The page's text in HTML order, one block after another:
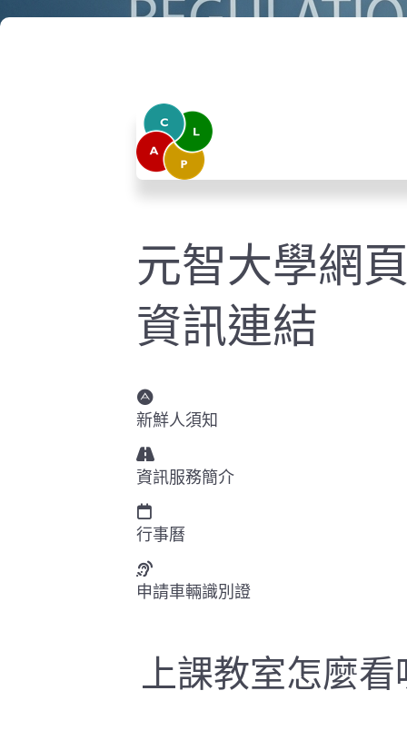
元智大學網
資訊連結
新鮮人須知
資訊服務簡介
行事曆
申請車輛識別證
上課教室怎麼看